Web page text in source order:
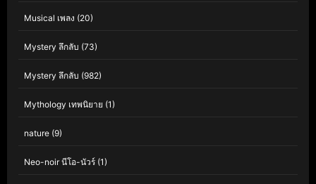
Musical เพลง (20)
Mystery ลึกลับ (73)
Mystery ลึกลับ (982)
Mythology เทพนิยาย (1)
nature (9)
Neo-noir นีโอ-นัวร์ (1)